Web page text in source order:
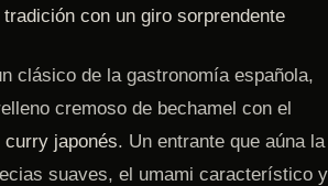
con un giro sorprendente
clásico de la gastronomía española,
cremoso de bechamel con el
curry japonés. Un entrante que aúna la
suaves, el umami característico y